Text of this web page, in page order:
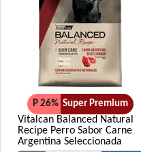
P 26% Super Premium
Vitalcan Balanced Natural
Recipe Perro Sabor Carne
Argentina Seleccionada